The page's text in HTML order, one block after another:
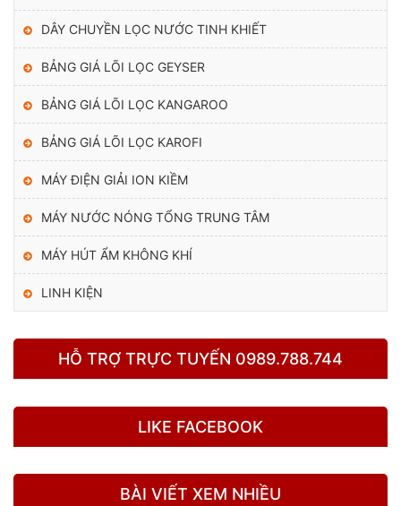
LÕI LỌC GAC-T33
Giúp nước có vị ngon hơn, ngọt hơn.
DÂY CHUYỀN LỌC NƯỚC TINH KHIẾT
BẢNG GIÁ LÕI LỌC GEYSER
BẢNG GIÁ LÕI LỌC KANGAROO
BẢNG GIÁ LÕI LỌC KAROFI
MÁY ĐIỆN GIẢI ION KIỀM
MÁY NƯỚC NÓNG TỔNG TRUNG TÂM
MÁY HÚT ẨM KHÔNG KHÍ
LINH KIỆN
HỖ TRỢ TRỰC TUYẾN 0989.788.744
LIKE FACEBOOK
BÀI VIẾT XEM NHIỀU